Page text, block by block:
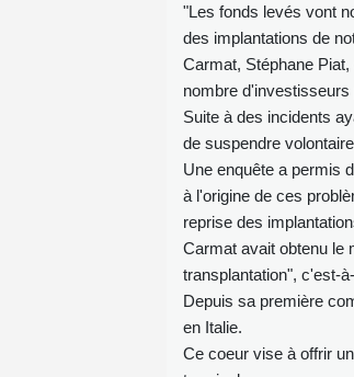
"Les fonds levés vont
des implantations de
Carmat, Stéphane
nombre d'investisseurs
Suite à des incidents
de suspendre
Une enquête a permis
à l'origine de ces
reprise des
Carmat avait obtenu le
transplantation", c'est-
Depuis sa première
en Italie.
Ce coeur vise à offrir